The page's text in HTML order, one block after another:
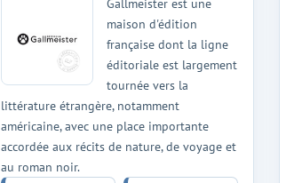
Gallmeister est une
maison d'édition
française dont la ligne
éditoriale est largement
tournée vers la
littérature étrangère, notamment
américaine, avec une place importante
accordée aux récits de nature, de voyage et
au roman noir.